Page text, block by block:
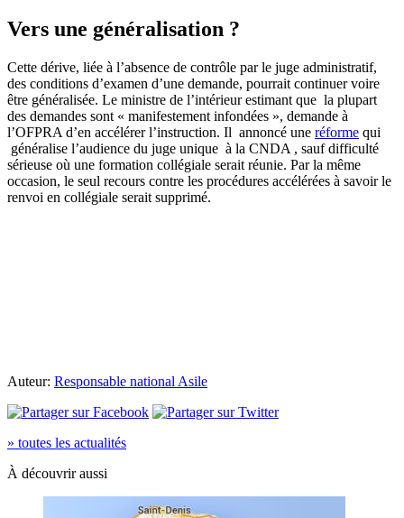
Vers une généralisation ?
Cette dérive, liée à l’absence de contrôle par le juge administratif,
des conditions d’examen d’une demande, pourrait continuer voire
être généralisée. Le ministre de l’intérieur estimant que la plupart
des demandes sont « manifestement infondées », demande à
l’OFPRA d’en accélérer l’instruction. Il annoncé une réforme qui
généralise l’audience du juge unique à la CNDA , sauf difficulté
sérieuse où une formation collégiale serait réunie. Par la même
occasion, le seul recours contre les procédures accélérées à savoir le
renvoi en collégiale serait supprimé.
Auteur: Responsable national Asile
» toutes les actualités
À découvrir aussi